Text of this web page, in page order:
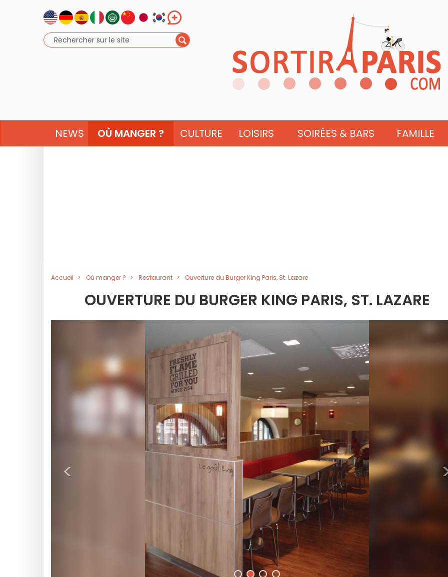
NEWS OÙ MANGER ? CULTURE LOISIRS SOIRÉES & BARS FAMILLE
Accueil Où manger ? Restaurant Ouverture du Burger King Paris, St. Lazare
OUVERTURE DU BURGER KING PARIS, ST. LAZARE
<